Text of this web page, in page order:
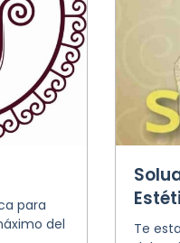
para
del
Te